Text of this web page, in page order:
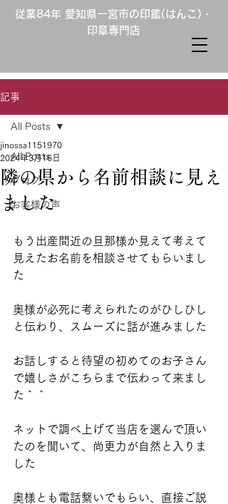
従業84年 愛知県一宮市の印鑑(はんこ)・
印章専門店
記事
All Posts
ブログ
お客様の声
All Posts
隣の県から名前相談に見え
ました
jinossa1151970
2024年3月16日
もう出産間近の旦那様か見えて考えて
見えたお名前を相談させてもらいまし
た
奥様が必死に考えられたのがひしひし
と伝わり、スムーズに話が進みました
お話しすると待望の初めてのお子さん
で嬉しさがこちらまで伝わって来まし
た＾＾
ネットで調べ上げて当店を選んで頂い
たのを聞いて、尚更力が自然と入りま
した
奥様とも電話繋いでもらい、直接ご説